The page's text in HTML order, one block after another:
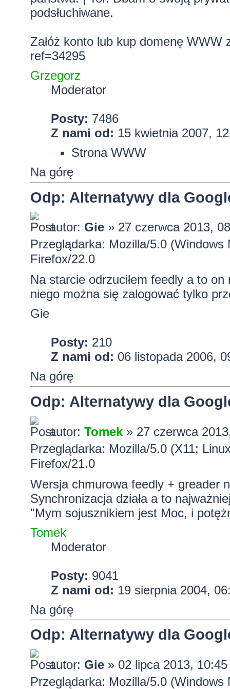
podsłuchiwane.
Załóż konto lub kup domenę
ref=34295
Grzegorz
Moderator
Posty: 7486
Z nami od: 15 kwietnia 2007,
Strona WWW
Na górę
Odp: Alternatywy dla
autor: Gie» 27 czerwca 2013,
Przeglądarka: Mozilla/5.0
Firefox/22.0
Na starcie odrzuciłem feedly a to
niego można się zalogować tylko
Gie
Posty: 210
Z nami od: 06 listopada 2006,
Na górę
Odp: Alternatywy dla
autor: Tomek» 27 czerwca
Przeglądarka: Mozilla/5.0 (X11;
Firefox/21.0
Wersja chmurowa feedly + greader
Synchronizacja działa a to
"Mym sojusznikiem jest Moc, i
Tomek
Moderator
Posty: 9041
Z nami od: 19 sierpnia 2004,
Na górę
Odp: Alternatywy dla
autor: Gie» 02 lipca 2013, 10:45
Przeglądarka: Mozilla/5.0